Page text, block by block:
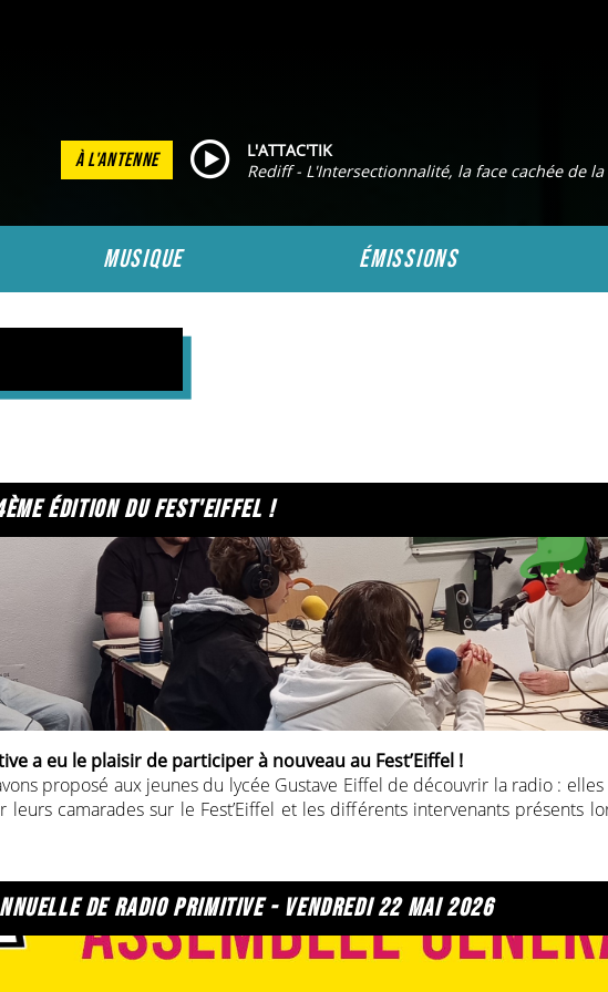
À L'ANTENNE
L'ATTAC'TIK
Rediff - L'Intersectionnalité, la face cachée de
musique émissions
édition du fest'eiffel !
a eu le plaisir de participer à nouveau au Fest’Eiffel !
proposé aux jeunes du lycée Gustave Eiffel de découvrir la radio :
leurs camarades sur le Fest’Eiffel et les différents intervenants présents
Mikelyne, Nissi & DJ Moussepour leurs talents,
lycée Gustave Eiffel pour leur implication !
de radio primitive - vendredi 22 mai 2026